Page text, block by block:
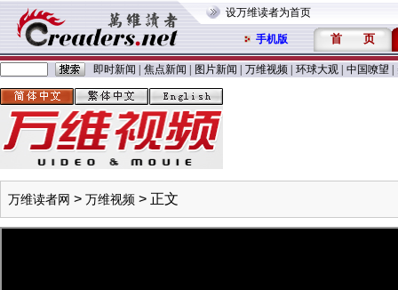
设万维读者为首页
手机版 首 页
即时新闻 焦点新闻 图片新闻 万维视频 环球大观 中国嘹望
万维读者网 > 万维视频 > 正文